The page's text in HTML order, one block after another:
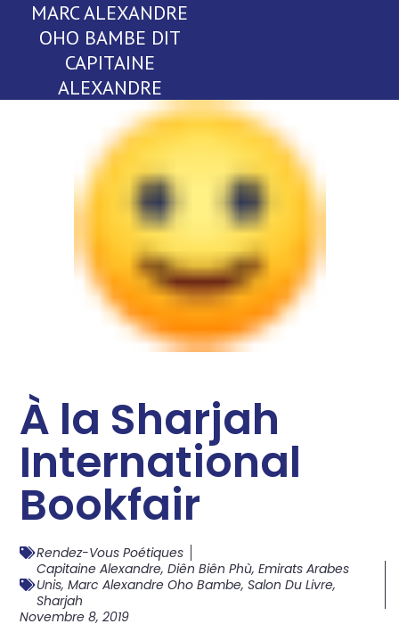
MARC ALEXANDRE
OHO BAMBE DIT
CAPITAINE
ALEXANDRE
À la Sharjah
International
Bookfair
Rendez-Vous Poétiques
Capitaine Alexandre,Diên Biên Phù,Emirats Arabes
Unis,Marc Alexandre Oho Bambe,Salon Du Livre,
Sharjah
Novembre 8, 2019